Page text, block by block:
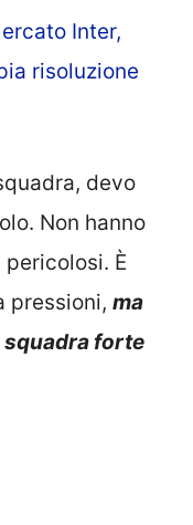
Inter,
risoluzione
devo
Non hanno
pericolosi. È
pressioni, ma
squadra forte